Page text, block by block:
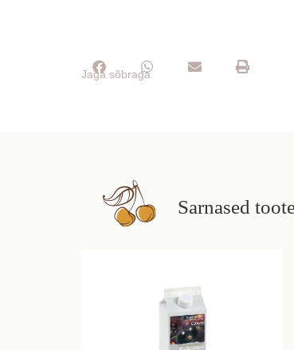
Jaga sõbraga
Sarnased